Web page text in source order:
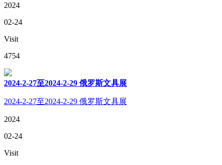
2024
02-24
Visit
4754
2024-2-27至2024-2-29 俄罗斯文具展
2024-2-27至2024-2-29 俄罗斯文具展
2024
02-24
Visit